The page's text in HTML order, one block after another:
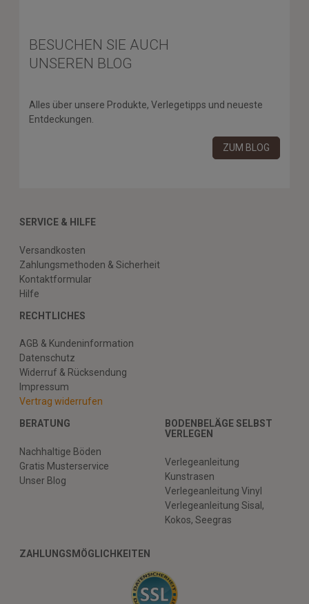
BESUCHEN SIE AUCH
UNSEREN BLOG
Alles über unsere Produkte, Verlegetipps und neueste
Entdeckungen.
ZUM BLOG
SERVICE & HILFE
Versandkosten
Zahlungsmethoden & Sicherheit
Kontaktformular
Hilfe
RECHTLICHES
AGB & Kundeninformation
Datenschutz
Widerruf & Rücksendung
Impressum
Vertrag widerrufen
BERATUNG
Nachhaltige Böden
Gratis Musterservice
Unser Blog
BODENBELÄGE SELBST
VERLEGEN
Verlegeanleitung
Kunstrasen
Verlegeanleitung Vinyl
Verlegeanleitung Sisal,
Kokos, Seegras
ZAHLUNGSMÖGLICHKEITEN